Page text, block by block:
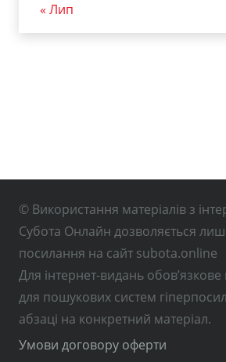
« Лип
© Використання матеріалів з
Субота Онлайн дозволяється
посилання на сайт subota.online
Для інтернет-видань
для пошукових систем
абзаці на конкретний матеріал.
Умови договору оферти